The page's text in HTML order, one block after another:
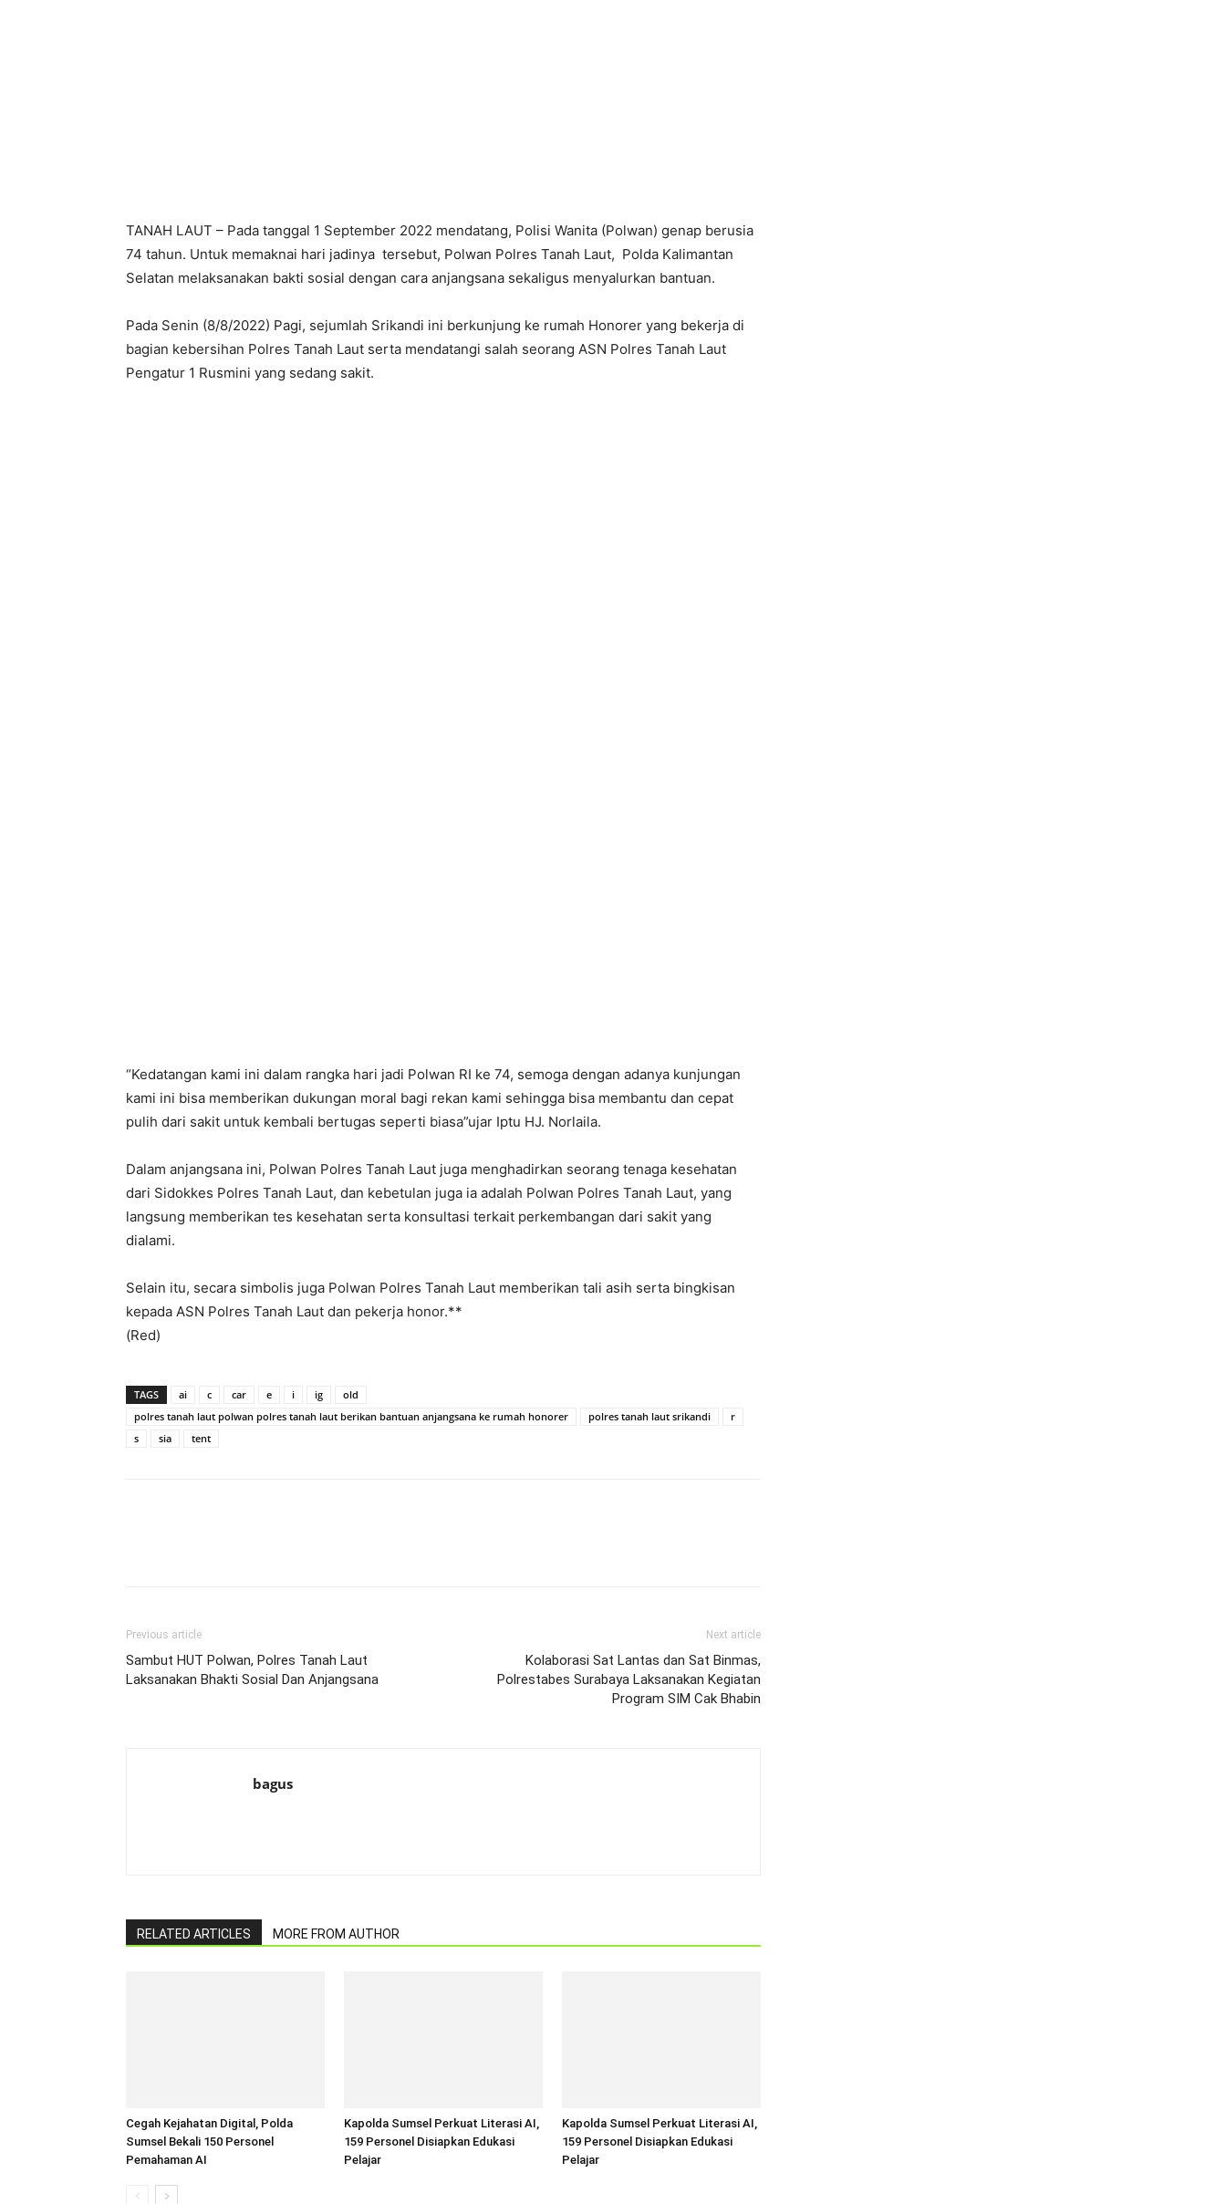
TANAH LAUT – Pada tanggal 1 September 2022 mendatang, Polisi Wanita (Polwan) genap berusia
74 tahun. Untuk memaknai hari jadinya tersebut, Polwan Polres Tanah Laut, Polda Kalimantan
Selatan melaksanakan bakti sosial dengan cara anjangsana sekaligus menyalurkan bantuan.
Pada Senin (8/8/2022) Pagi, sejumlah Srikandi ini berkunjung ke rumah Honorer yang bekerja di
bagian kebersihan Polres Tanah Laut serta mendatangi salah seorang ASN Polres Tanah Laut
Pengatur 1 Rusmini yang sedang sakit.
“Kedatangan kami ini dalam rangka hari jadi Polwan RI ke 74, semoga dengan adanya kunjungan
kami ini bisa memberikan dukungan moral bagi rekan kami sehingga bisa membantu dan cepat
pulih dari sakit untuk kembali bertugas seperti biasa”ujar Iptu HJ. Norlaila.
Dalam anjangsana ini, Polwan Polres Tanah Laut juga menghadirkan seorang tenaga kesehatan
dari Sidokkes Polres Tanah Laut, dan kebetulan juga ia adalah Polwan Polres Tanah Laut, yang
langsung memberikan tes kesehatan serta konsultasi terkait perkembangan dari sakit yang
dialami.
Selain itu, secara simbolis juga Polwan Polres Tanah Laut memberikan tali asih serta bingkisan
kepada ASN Polres Tanah Laut dan pekerja honor.**
(Red)
TAGS ai c car e i ig
old
polres tanah laut polwan polres tanah laut berikan bantuan anjangsana ke rumah honorer
polres tanah laut srikandi
r
s
sia tent
Previous article
Sambut HUT Polwan, Polres Tanah Laut
Laksanakan Bhakti Sosial Dan Anjangsana
Next article
Kolaborasi Sat Lantas dan Sat Binmas,
Polrestabes Surabaya Laksanakan Kegiatan
Program SIM Cak Bhabin
bagus
RELATED ARTICLES MORE FROM AUTHOR
Cegah Kejahatan Digital, Polda
Sumsel Bekali 150 Personel
Pemahaman AI
Kapolda Sumsel Perkuat Literasi AI,
159 Personel Disiapkan Edukasi
Pelajar
Kapolda Sumsel Perkuat Literasi AI,
159 Personel Disiapkan Edukasi
Pelajar